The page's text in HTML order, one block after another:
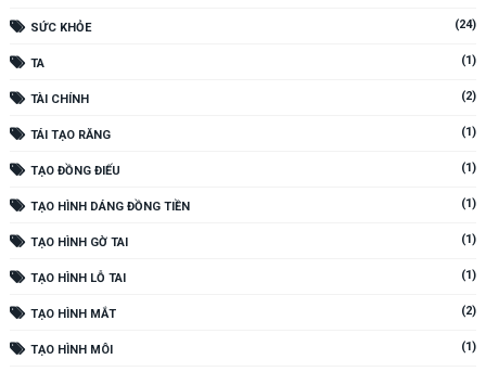
SỨC KHỎE (24)
TA (1)
TÀI CHÍNH (2)
TÁI TẠO RĂNG (1)
TẠO ĐỒNG ĐIẾU (1)
TẠO HÌNH DÁNG ĐỒNG TIỀN (1)
TẠO HÌNH GỜ TAI (1)
TẠO HÌNH LỖ TAI (1)
TẠO HÌNH MẮT (2)
TẠO HÌNH MÔI (1)